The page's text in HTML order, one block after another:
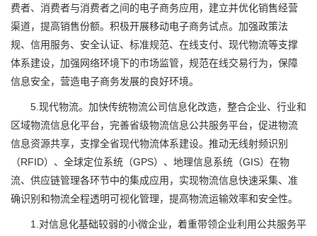
费者、消费者与消费者之间的电子商务应用，建立并优化销售经营
渠道，提高销售份额。积极开展移动电子商务试点。加强政策法
规、信用服务、安全认证、标准规范、在线支付、现代物流等支撑
体系建设，加强网络环境下的市场监管，规范在线交易行为，保障
信息安全，营造电子商务发展的良好环境。
5.现代物流。加快传统物流公司信息化改造，整合企业、行业和
区域物流信息化平台，完善省级物流信息公共服务平台，促进物流
信息资源共享，支撑全省现代物流体系建设。推动无线射频识别
（RFID）、全球定位系统（GPS）、地理信息系统（GIS）在物
流、供应链管理各环节中的集成应用，实现物流信息快速采集、准
确识别和物流全程透明可视化管理，提高物流运输效率和安全性。
1.对信息化基础较弱的小微企业，着重带领企业利用公共服务平